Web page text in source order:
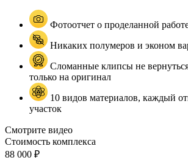
Фотоотчет о проделанной
Никаких полумеров и эконом
Сломанные клипсы не
только на оригинал
10 видов материалов, каждый
участок
Смотрите видео
Стоимость комплекса
88 000 ₽